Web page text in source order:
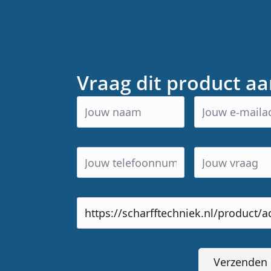
Vraag dit product
Product
url
Verzenden